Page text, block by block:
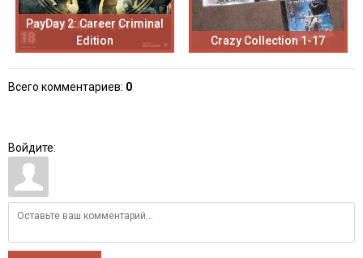
PayDay 2: Career Criminal
Edition
Crazy Collection 1-17
Всего комментариев: 0
Войдите: